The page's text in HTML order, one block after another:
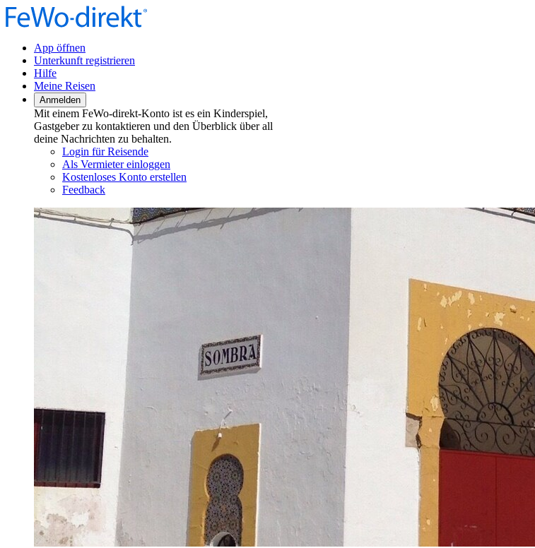
App öffnen
Unterkunft registrieren
Hilfe
Meine Reisen
Anmelden
Mit einem FeWo-direkt-Konto ist es ein Kinderspiel,
Gastgeber zu kontaktieren und den Überblick über all
deine Nachrichten zu behalten.
Login für Reisende
Als Vermieter einloggen
Kostenloses Konto erstellen
Feedback